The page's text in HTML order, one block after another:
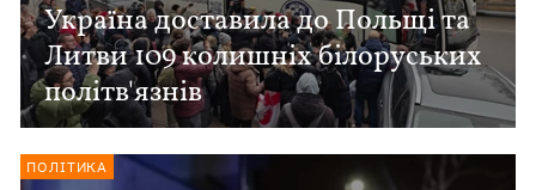
Україна доставила до Польщі та
Литви 109 колишніх білоруських
політв'язнів
ПОЛІТИКА